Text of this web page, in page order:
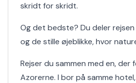
skridt for skridt.
Og det bedste? Du deler
og de stille øjeblikke, hvor
Rejser du sammen med en,
Azorerne. I bor på samme